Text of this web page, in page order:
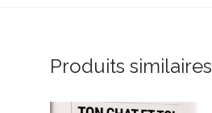
Produits similaires